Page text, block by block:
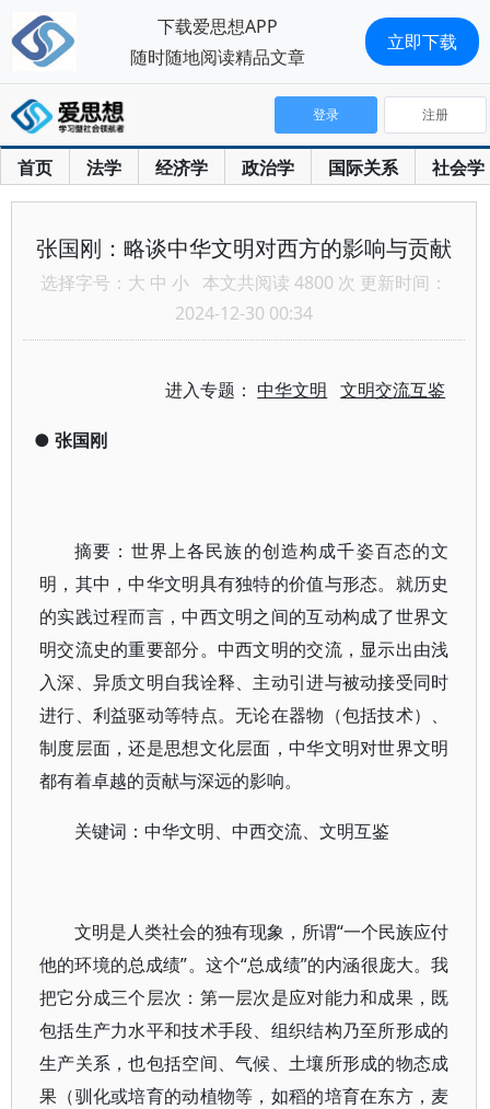
首页 法学 经济学 政治学 国际关系 社会学
登录 注册
张国刚：略谈中华文明对西方的影响与贡献
选择字号： 大 中 小 本文共阅读 4800 次 更新时间：
2024-12-30 00:34
进入专题：中华文明 文明交流互鉴
● 张国刚
摘要：世界上各民族的创造构成千姿百态的文
明，其中，中华文明具有独特的价值与形态。就历史
的实践过程而言，中西文明之间的互动构成了世界文
明交流史的重要部分。中西文明的交流，显示出由浅
入深、异质文明自我诠释、主动引进与被动接受同时
进行、利益驱动等特点。无论在器物（包括技术）、
制度层面，还是思想文化层面，中华文明对世界文明
都有着卓越的贡献与深远的影响。
关键词：中华文明、中西交流、文明互鉴
文明是人类社会的独有现象，所谓“一个民族应付
他的环境的总成绩”。这个“总成绩”的内涵很庞大。我
把它分成三个层次：第一层次是应对能力和成果，既
包括生产力水平和技术手段、组织结构乃至所形成的
生产关系，也包括空间、气候、土壤所形成的物态成
果（驯化或培育的动植物等，如稻的培育在东方，麦
下载爱思想APP
随时随地阅读精品文章
立即下载